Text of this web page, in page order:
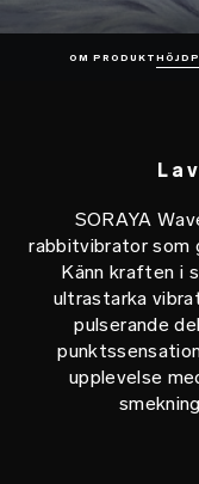
OM PRODUKT
SORAYA
rabbitvibrator som
Känn kraften i
ultrastarka
pulserande
upplevelse